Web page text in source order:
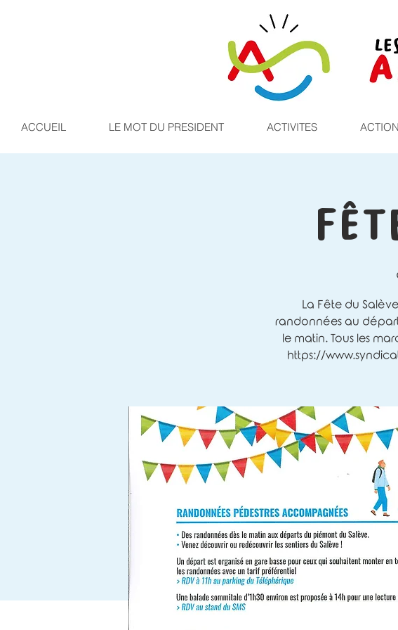
ACCUEIL LE MOT DU PRESIDENT ACTIVITES
La Fête du
randonnées au
le matin. Tous les
https://